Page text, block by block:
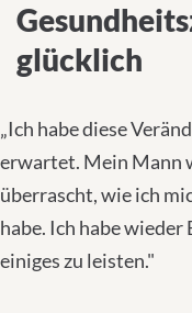
glücklich
„Ich habe diese
erwartet. Mein Mann
überrascht, wie ich
habe. Ich habe wieder
einiges zu leisten."